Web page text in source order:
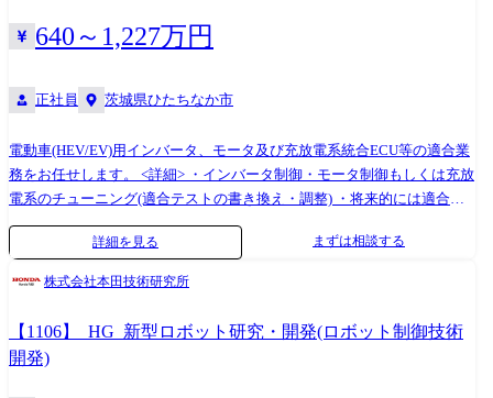
640～1,227万円
正社員 茨城県ひたちなか市
電動車(HEV/EV)用インバータ、モータ及び充放電系統合ECU等の適合業
務をお任せします。 <詳細> ・インバータ制御・モータ制御もしくは充放
電系のチューニング(適合テストの書き換え・調整) ・将来的には適合業
務の効率化や改善業務などをお任せすることも可能です ●ミッション/期
待する役割・責任 ・HEV/EV用インバータ、モーター及び充放電系統合
動作検証業務や適合業務 ・車両メーカーでの製品試験、実車試験への参
加 【業務内容についての補足】 ・雇入れ直後:「求人内容」において、
会社の定めた業務 ・変更後の範囲:会社の定める業務
詳細を見る まずは相談する
株式会社本田技術研究所
【1106】_HG_新型ロボット研究・開発(ロボット制御技術
開発)